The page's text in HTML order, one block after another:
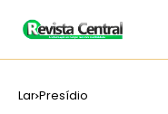
Lar Presídio